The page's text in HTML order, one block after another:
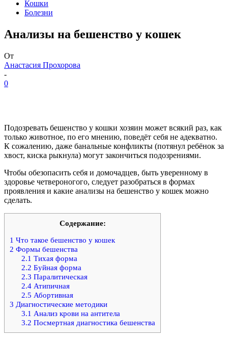
Кошки
Болезни
Анализы на бешенство у кошек
От
Анастасия Прохорова
-
0
Подозревать бешенство у кошки хозяин может всякий раз, как
только животное, по его мнению, поведёт себя не адекватно.
К сожалению, даже банальные конфликты (потянул ребёнок за
хвост, киска рыкнула) могут закончиться подозрениями.
Чтобы обезопасить себя и домочадцев, быть уверенному в
здоровье четвероногого, следует разобраться в формах
проявления и какие анализы на бешенство у кошек можно
сделать.
Содержание:
1 Что такое бешенство у кошек
2 Формы бешенства
2.1 Тихая форма
2.2 Буйная форма
2.3 Паралитическая
2.4Атипичная
2.5 Абортивная
3 Диагностические методики
3.1 Анализ крови на антитела
3.2 Посмертная диагностика бешенства